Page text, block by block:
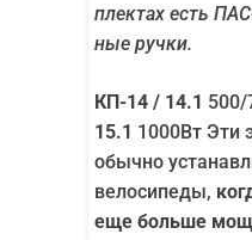
плек­тах есть
ные ручки.
КП-14 / 14.1 500/​
15.1 1000Вт Эти
обыч­но
вело­си­пе­ды,
еще боль­ше